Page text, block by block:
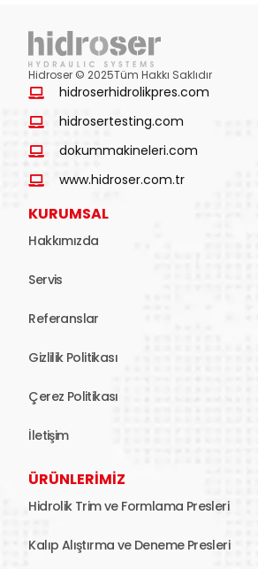
Hidroser © 2025Tüm Hakkı Saklıdır
hidroserhidrolikpres.com
hidrosertesting.com
dokummakineleri.com
www.hidroser.com.tr
KURUMSAL
Hakkımızda
Servis
Referanslar
Gizlilik Politikası
Çerez Politikası
İletişim
ÜRÜNLERİMİZ
Hidrolik Trim ve Formlama Presleri
Kalıp Alıştırma ve Deneme Presleri